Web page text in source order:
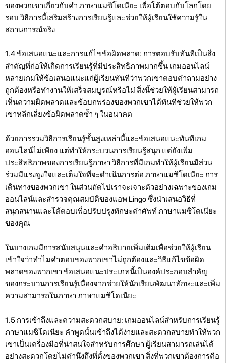
ของพวกเขาเกี่ยวกับคำ ภาษาแมซิโดเนียะ เพื่อโต้ตอบกับโลกโดย
รอบ วิธีการนี้เสริมสร้างการเรียนรู้และช่วยให้ผู้เรียนใช้ความรู้ใน
สถานการณ์จริง
1.4 ข้อเสนอแนะและการแก้ไขข้อผิดพลาด: การตอบรับทันทีเป็นสิ่ง
สำคัญที่ก่อให้เกิดการเรียนรู้ที่มีประสิทธิภาพมากขึ้น เกมออนไลน์
หลายเกมให้ข้อเสนอแนะแก่ผู้เรียนทันทีว่าพวกเขาตอบคำถามอย่าง
ถูกต้องหรือทำงานให้เสร็จสมบูรณ์หรือไม่ สิ่งนี้ช่วยให้ผู้เรียนสามารถ
เห็นความผิดพลาดและข้อบกพร่องของพวกเขาได้ทันทีช่วยให้พวก
เขาหลีกเลี่ยงข้อผิดพลาดซ้ำ ๆ ในอนาคต
ด้วยการรวมวิธีการเรียนรู้ขั้นสูงเหล่านี้และข้อเสนอแนะทันทีเกม
ออนไลน์ไม่เพียง แต่ทำให้กระบวนการเรียนรู้สนุก แต่ยังเพิ่ม
ประสิทธิภาพของการเรียนรู้ภาษา วิธีการที่มีเกมทำให้ผู้เรียนมีส่วน
ร่วมมีแรงจูงใจและเต็มใจที่จะดำเนินการต่อ ภาษาแมซิโดเนียะ การ
เดินทางของพวกเขา ในส่วนถัดไปเราจะเจาะตัวอย่างเฉพาะของเกม
ออนไลน์และสำรวจคุณสมบัติของแอพ Lingo ซึ่งนำเสนอวิธีที่
สนุกสนานและโต้ตอบเพื่อปรับปรุงทักษะคำศัพท์ ภาษาแมซิโดเนียะ
ของคุณ
ในบางเกมมีการสนับสนุนและคำอธิบายเพิ่มเติมเพื่อช่วยให้ผู้เรียน
เข้าใจว่าทำไมคำตอบของพวกเขาไม่ถูกต้องและวิธีแก้ไขข้อผิด
พลาดของพวกเขา ข้อเสนอแนะประเภทนี้เป็นองค์ประกอบสำคัญ
ของกระบวนการเรียนรู้เนื่องจากช่วยให้นักเรียนพัฒนาทักษะและเพิ่ม
ความสามารถในภาษา ภาษาแมซิโดเนียะ
1.5 การเข้าถึงและความสะดวกสบาย: เกมออนไลน์สำหรับการเรียนรู้
ภาษาแมซิโดเนียะ คำพูดนั้นเข้าถึงได้ง่ายและสะดวกสบายทำให้พวก
เขาเป็นเครื่องมือที่น่าสนใจสำหรับการศึกษา ผู้เรียนสามารถเล่นได้
อย่างสะดวกโดยไม่คำนึงถึงที่ตั้งของพวกเขา สิ่งที่พวกเขาต้องการคือ